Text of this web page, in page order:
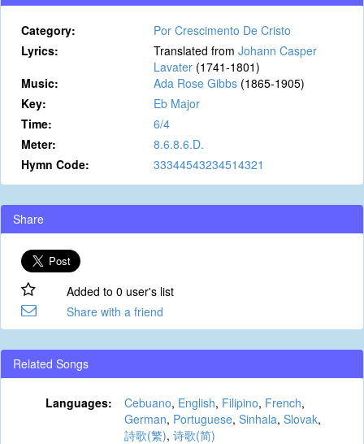
Category:
Por Crescimento De Cristo
Lyrics:
Translated from Johann Casper
Lavater (1741-1801)
Music:
Ada Rose Gibbs (1865-1905)
Key:
Eb Major
Time:
6/4
Meter:
8.6.8.6.D.
Hymn Code:
33344543234514321
Share
Added to 0 user's list
Share with a friend
Related Songs
Languages: Cebuano, English, Filipino, French,
German, Portuguese, Sinhala, Slovak,
詩歌(繁), 诗歌(简)